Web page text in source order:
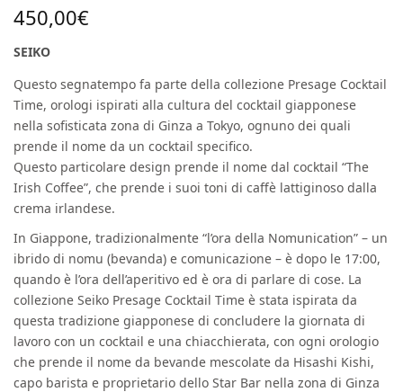
450,00€
SEIKO
Questo segnatempo fa parte della collezione Presage Cocktail
Time, orologi ispirati alla cultura del cocktail giapponese
nella sofisticata zona di Ginza a Tokyo, ognuno dei quali
prende il nome da un cocktail specifico.
Questo particolare design prende il nome dal cocktail “The
Irish Coffee”, che prende i suoi toni di caffè lattiginoso dalla
crema irlandese.
In Giappone, tradizionalmente “l’ora della Nomunication” – un
ibrido di nomu (bevanda) e comunicazione – è dopo le 17:00,
quando è l’ora dell’aperitivo ed è ora di parlare di cose. La
collezione Seiko Presage Cocktail Time è stata ispirata da
questa tradizione giapponese di concludere la giornata di
lavoro con un cocktail e una chiacchierata, con ogni orologio
che prende il nome da bevande mescolate da Hisashi Kishi,
capo barista e proprietario dello Star Bar nella zona di Ginza